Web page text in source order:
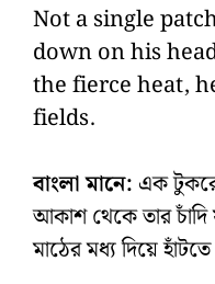
Not a single
down on his
the fierce heat,
fields.
বাংলা মানে: এক
আকাশ থেকে তার চাঁদি
মাঠের মধ্য দিয়ে